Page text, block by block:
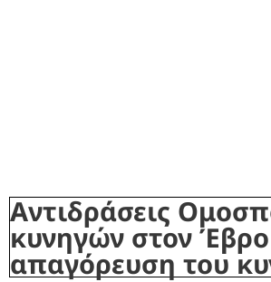
Αντιδράσεις
κυνηγών στον Έβρο
απαγόρευση του